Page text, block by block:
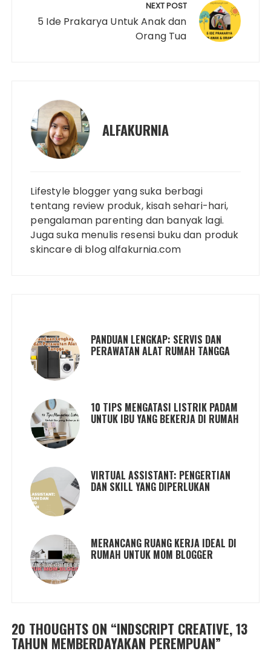
NEXT POST
5 Ide Prakarya Untuk Anak dan
Orang Tua
ALFAKURNIA
Lifestyle blogger yang suka berbagi
tentang review produk, kisah sehari-hari,
pengalaman parenting dan banyak lagi.
Juga suka menulis resensi buku dan produk
skincare di blog alfakurnia.com
PANDUAN LENGKAP: SERVIS DAN
PERAWATAN ALAT RUMAH TANGGA
10 TIPS MENGATASI LISTRIK PADAM
UNTUK IBU YANG BEKERJA DI RUMAH
VIRTUAL ASSISTANT: PENGERTIAN
DAN SKILL YANG DIPERLUKAN
MERANCANG RUANG KERJA IDEAL DI
RUMAH UNTUK MOM BLOGGER
20 THOUGHTS ON “INDSCRIPT CREATIVE, 13
TAHUN MEMBERDAYAKAN PEREMPUAN”